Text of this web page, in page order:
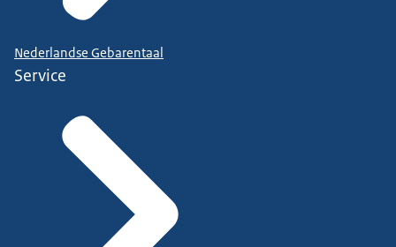
Nederlandse Gebarentaal
Service